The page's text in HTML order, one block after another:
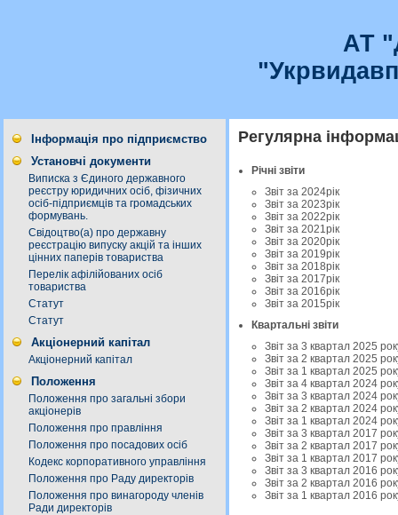
АТ
Інформація про підприємство
Установчі документи
Виписка з Єдиного державного
реєстру юридичних осіб, фізичних
осіб-підприємців та громадських
формувань.
Свідоцтво(а) про державну
реєстрацію випуску акцій та інших
цінних паперів товариства
Перелік афілійованих осіб
товариства
Статут
Статут
Акціонерний капітал
Акціонерний капітал
Положення
Положення про загальні збори
акціонерів
Положення про правління
Положення про посадових осіб
Кодекс корпоративного управління
Положення про Раду директорів
Положення про винагороду членів
Ради директорів
Регулярна
Річні звіти
Звіт за 2024рік
Звіт за 2023рік
Звіт за 2022рік
Звіт за 2021рік
Звіт за 2020рік
Звіт за 2019рік
Звіт за 2018рік
Звіт за 2017рік
Звіт за 2016рік
Звіт за 2015рік
Квартальні звіти
Звіт за 3 квартал 2025
Звіт за 2 квартал 2025
Звіт за 1 квартал 2025
Звіт за 4 квартал 2024
Звіт за 3 квартал 2024
Звіт за 2 квартал 2024
Звіт за 1 квартал 2024
Звіт за 3 квартал 2017
Звіт за 2 квартал 2017
Звіт за 1 квартал 2017
Звіт за 3 квартал 2016
Звіт за 2 квартал 2016
Звіт за 1 квартал 2016